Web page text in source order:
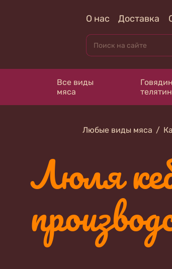
О нас Доставка
Все виды
мяса
Любые виды мяса
Люля